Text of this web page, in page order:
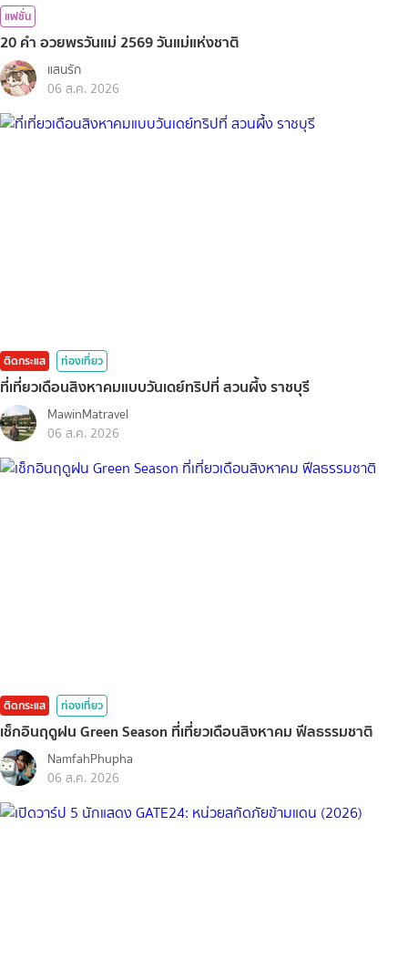
แฟชั่น
20 คำ อวยพรวันแม่ 2569 วันแม่แห่งชาติ
แสนรัก
06 ส.ค. 2026
ติดกระแส ท่องเที่ยว
ที่เที่ยวเดือนสิงหาคมแบบวันเดย์ทริปที่ สวนผึ้ง ราชบุรี
MawinMatravel
06 ส.ค. 2026
ติดกระแส ท่องเที่ยว
เช็กอินฤดูฝน Green Season ที่เที่ยวเดือนสิงหาคม ฟีลธรรมชาติ
NamfahPhupha
06 ส.ค. 2026